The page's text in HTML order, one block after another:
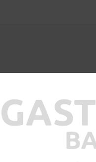
osobních údajů